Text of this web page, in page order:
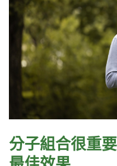
分子組合很重